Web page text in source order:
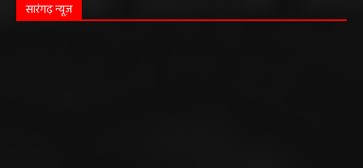
सारंगढ़ न्यूज़